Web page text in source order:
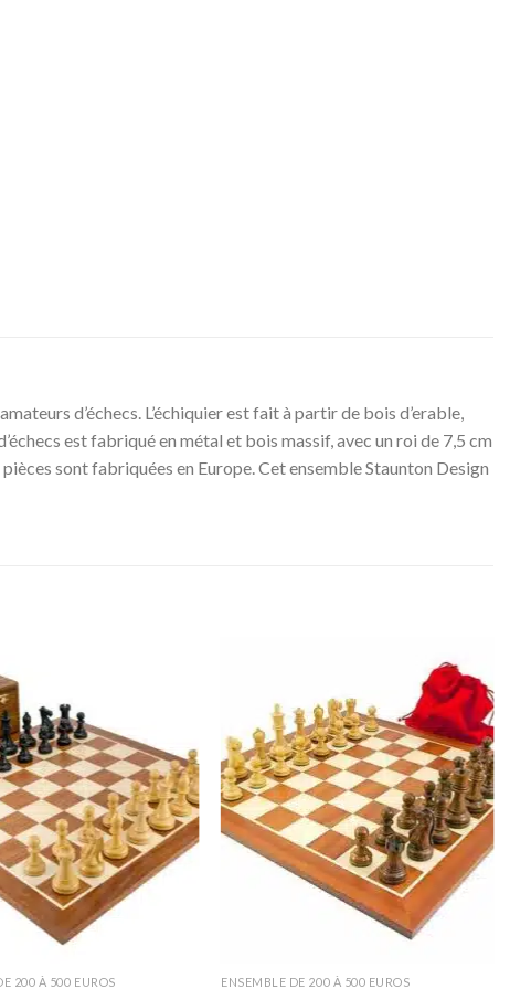
d’échecs. L’échiquier est fait à partir de bois d’erable,
est fabriqué en métal et bois massif, avec un roi de 7,5 cm
sont fabriquées en Europe. Cet ensemble Staunton Design
200 À 500 EUROS ENSEMBLE DE 200 À 500 EUROS